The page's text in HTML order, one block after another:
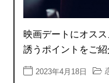
映画デートにオス
誘うポイントをご紹
2023年4月18日